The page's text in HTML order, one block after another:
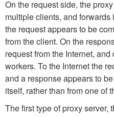
On the request side, the
multiple clients, and forwards
the request appears to be
from the client. On the
request from the Internet,
workers. To the Internet the
and a response appears to
itself, rather than from one of
The first type of proxy server,